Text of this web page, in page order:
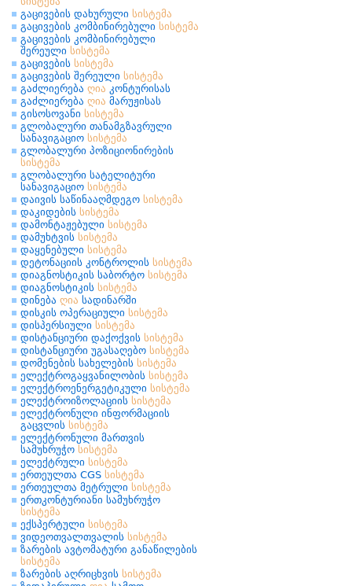
გაცივების დახურული სისტემა
გაცივების კომბინირებული სისტემა
გაცივების კომბინირებული
შერეული სისტემა
გაცივების სისტემა
გაცივების შერეული სისტემა
გაძლიერება ღია კონტურისას
გაძლიერება ღია მარუჟისას
გისოსოვანი სისტემა
გლობალური თანამგზავრული
სანავიგაციო სისტემა
გლობალური პოზიციონირების
სისტემა
გლობალური სატელიტური
სანავიგაციო სისტემა
დაივის საწინააღმდეგო სისტემა
დაკიდების სისტემა
დამონტაჟებული სისტემა
დამუხტვის სისტემა
დაყენებული სისტემა
დეტონაციის კონტროლის სისტემა
დიაგნოსტიკის საბორტო სისტემა
დიაგნოსტიკის სისტემა
დინება ღია სადინარში
დისკის ოპერაციული სისტემა
დისპერსიული სისტემა
დისტანციური დაქოქვის სისტემა
დისტანციური უგასაღებო სისტემა
დომენების სახელების სისტემა
ელექტროგაყვანილობის სისტემა
ელექტროენერგეტიკული სისტემა
ელექტროიზოლაციის სისტემა
ელექტრონული ინფორმაციის
გაცვლის სისტემა
ელექტრონული მართვის
სამუხრუჭო სისტემა
ელექტრული სისტემა
ერთეულთა CGS სისტემა
ერთეულთა მეტრული სისტემა
ერთკონტურიანი სამუხრუჭო
სისტემა
ექსპერტული სისტემა
ვიდეოთვალთვალის სისტემა
ზარების ავტომატური განაწილების
სისტემა
ზარების აღრიცხვის სისტემა